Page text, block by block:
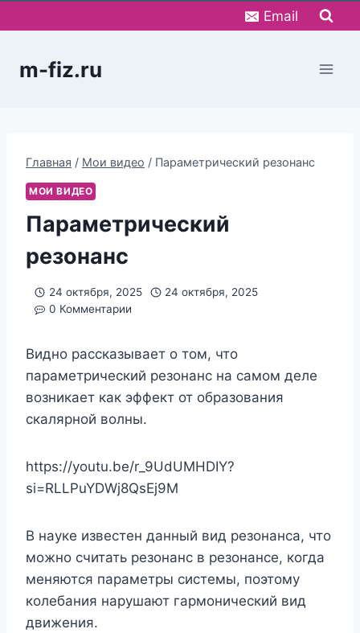
к
Email
m-fiz.ru
Главная / Мои видео / Параметрический резонанс
МОИ ВИДЕО
Параметрический
резонанс
24 октября, 2025
24 октября, 2025
0 Комментарии
Видно рассказывает о том, что
параметрический резонанс на самом деле
возникает как эффект от образования
скалярной волны.
https://youtu.be/r_9UdUMHDIY?
si=RLLPuYDWj8QsEj9M
В науке известен данный вид резонанса, что
можно считать резонанс в резонансе, когда
меняются параметры системы, поэтому
колебания нарушают гармонический вид
движения.